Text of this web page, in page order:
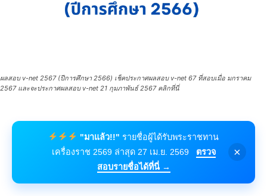
ผลสอบ v-net 2567 (ปีการศึกษา 2566) เช็คประกาศผลสอบ v-net 67 ที่สอบเมื่อ มกราคม
2567 และจะประกาศผลสอบ v-net 21 กุมภาพันธ์ 2567 คลิกที่นี่
"มาแล้ว!!" รายชื่อผู้ได้รับพระราชทาน
เครื่องราช 2569 ล่าสุด 27 เม.ย. 2569
ตรวจ
สอบรายชื่อได้ที่นี่ →
×